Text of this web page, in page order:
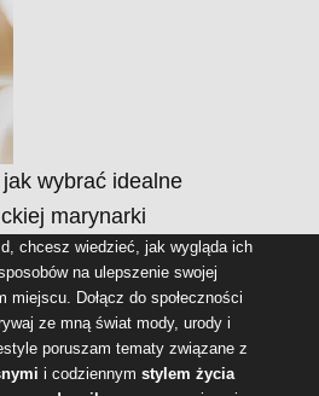
wybrać idealne
marynarki
chcesz wiedzieć, jak wygląda ich
na ulepszenie swojej
Dołącz do społeczności
ze mną świat mody, urody i
poruszam tematy związane z
i codziennymstylem życia